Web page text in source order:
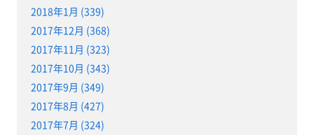
2018年1月 (339)
2017年12月 (368)
2017年11月 (323)
2017年10月 (343)
2017年9月 (349)
2017年8月 (427)
2017年7月 (324)